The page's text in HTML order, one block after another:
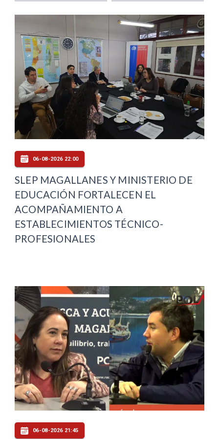
06-08-2026 22:00
SLEP MAGALLANES Y MINISTERIO DE
EDUCACIÓN FORTALECEN EL
ACOMPAÑAMIENTO A
ESTABLECIMIENTOS TÉCNICO-
PROFESIONALES
06-08-2026 21:45